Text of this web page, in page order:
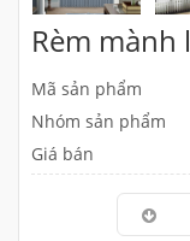
Rèm mành
Mã sản phẩm
Nhóm sản phẩm
Giá bán